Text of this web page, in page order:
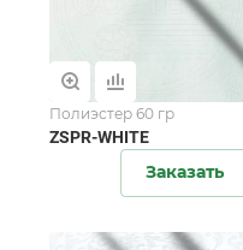
Полиэстер 60 гр
ZSPR-WHITE
Заказать